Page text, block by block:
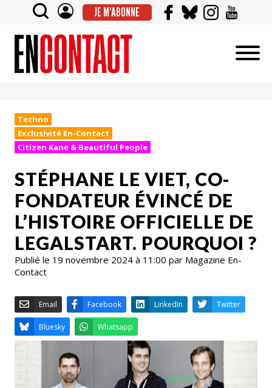
JE M'ABONNE
Techno
Exclusivité En-Contact
Citizen Kane & Beautiful People
STÉPHANE LE VIET, CO-
FONDATEUR ÉVINCÉ DE
L’HISTOIRE OFFICIELLE DE
LEGALSTART. POURQUOI ?
Publié le 19 novembre 2024 à 11:00 par Magazine En-
Contact
Email Facebook LinkedIn